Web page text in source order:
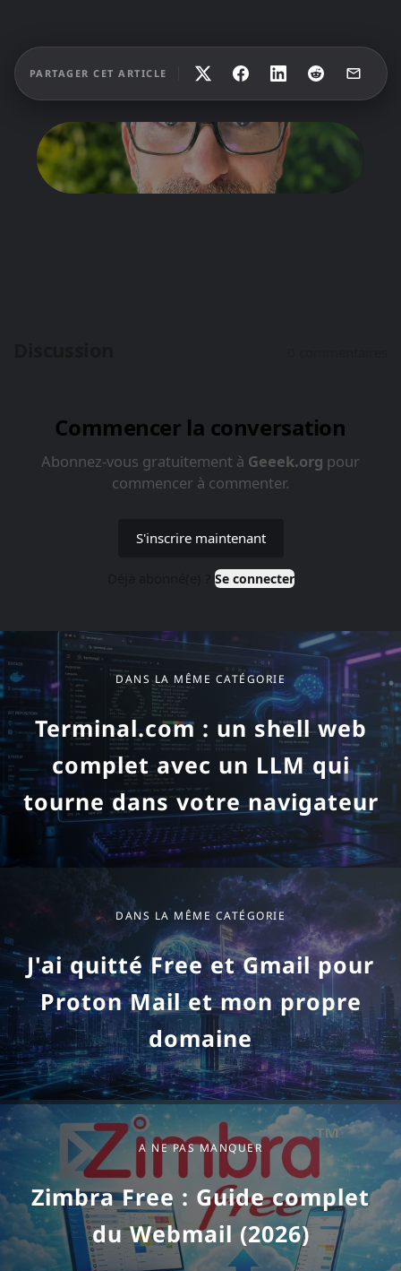
PARTAGER CET ARTICLE
Dans la même catégorie
DANS LA MÊME CATÉGORIE
Terminal.com : un shell web
complet avec un LLM qui
tourne dans votre navigateur
DANS LA MÊME CATÉGORIE
J'ai quitté Free et Gmail pour
Proton Mail et mon propre
domaine
A ne pas manquer
A NE PAS MANQUER
Zimbra Free : Guide complet
du Webmail (2026)